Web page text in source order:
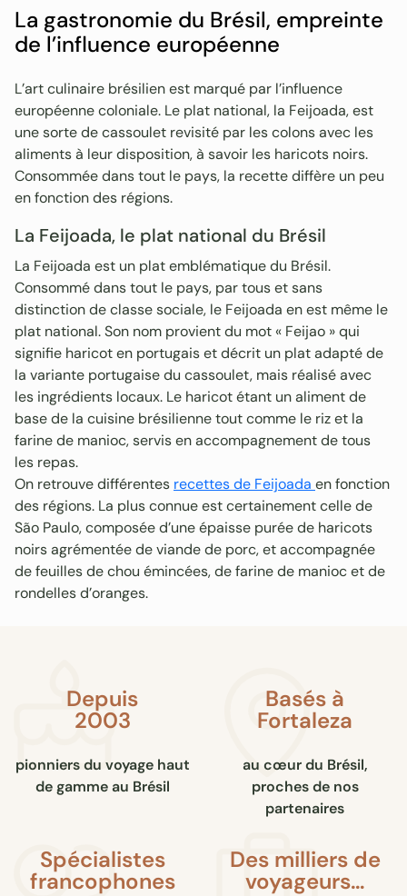
La gastronomie du Brésil, empreinte
de l’influence européenne
L’art culinaire brésilien est marqué par l’influence
européenne coloniale. Le plat national, la Feijoada, est
une sorte de cassoulet revisité par les colons avec les
aliments à leur disposition, à savoir les haricots noirs.
Consommée dans tout le pays, la recette diffère un peu
en fonction des régions.
La Feijoada, le plat national du Brésil
La Feijoada est un plat emblématique du Brésil.
Consommé dans tout le pays, par tous et sans
distinction de classe sociale, le Feijoada en est même le
plat national. Son nom provient du mot « Feijao » qui
signifie haricot en portugais et décrit un plat adapté de
la variante portugaise du cassoulet, mais réalisé avec
les ingrédients locaux. Le haricot étant un aliment de
base de la cuisine brésilienne tout comme le riz et la
farine de manioc, servis en accompagnement de tous
les repas.
On retrouve différentes recettes de Feijoada en fonction
des régions. La plus connue est certainement celle de
São Paulo, composée d’une épaisse purée de haricots
noirs agrémentée de viande de porc, et accompagnée
de feuilles de chou émincées, de farine de manioc et de
rondelles d’oranges.
Depuis
2003
pionniers du voyage haut
de gamme au Brésil
Basés à
Fortaleza
au cœur du Brésil,
proches de nos
partenaires
Spécialistes
francophones
Des milliers de
voyageurs…